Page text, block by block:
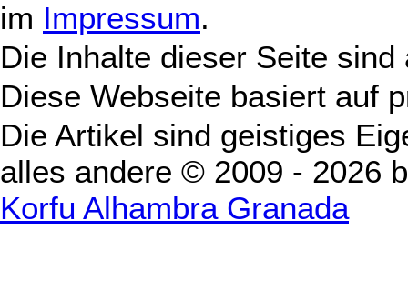
im Impressum.
Die Inhalte dieser Seite
Diese Webseite basiert auf
Die Artikel sind geistiges
alles andere © 2009 - 2026
Korfu Alhambra Granada